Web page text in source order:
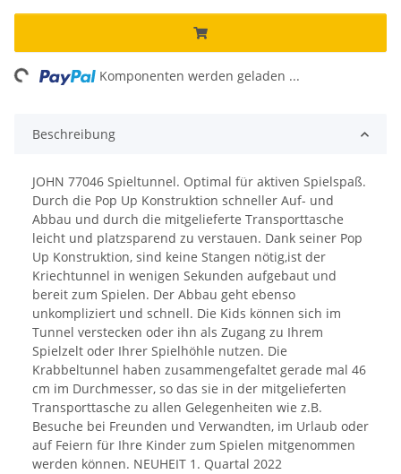
Komponenten werden geladen ...
Beschreibung
JOHN 77046 Spieltunnel. Optimal für aktiven Spielspaß.
Durch die Pop Up Konstruktion schneller Auf- und
Abbau und durch die mitgelieferte Transporttasche
leicht und platzsparend zu verstauen. Dank seiner Pop
Up Konstruktion, sind keine Stangen nötig,ist der
Kriechtunnel in wenigen Sekunden aufgebaut und
bereit zum Spielen. Der Abbau geht ebenso
unkompliziert und schnell. Die Kids können sich im
Tunnel verstecken oder ihn als Zugang zu Ihrem
Spielzelt oder Ihrer Spielhöhle nutzen. Die
Krabbeltunnel haben zusammengefaltet gerade mal 46
cm im Durchmesser, so das sie in der mitgelieferten
Transporttasche zu allen Gelegenheiten wie z.B.
Besuche bei Freunden und Verwandten, im Urlaub oder
auf Feiern für Ihre Kinder zum Spielen mitgenommen
werden können. NEUHEIT 1. Quartal 2022